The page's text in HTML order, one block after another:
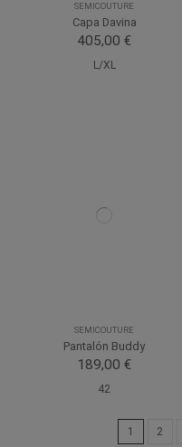
SEMICOUTURE
Capa Davina
405,00 €
L/XL
SEMICOUTURE
Pantalón Buddy
189,00 €
42
1 2